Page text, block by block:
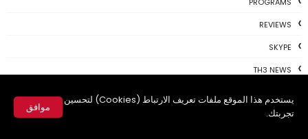
يستخدم هذا الموقع ملفات تعريف الارتباط (Cookies) لتحسين
تجربتك.
موافق
REVIEWS
SKYPE
TH3 NEWS
TSU